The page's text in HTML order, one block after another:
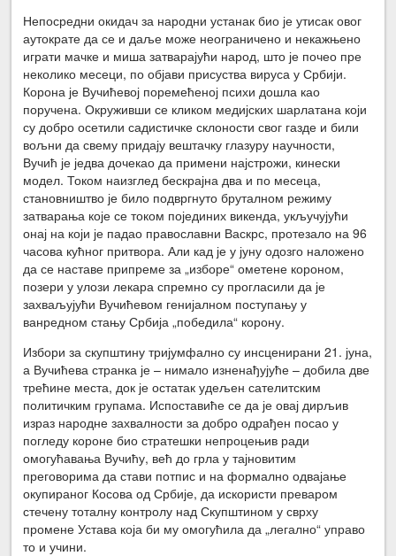
Непосредни окидач за народни устанак био је утисак овог
аутократе да се и даље може неограничено и некажњено
играти мачке и миша затварајући народ, што је почео пре
неколико месеци, по објави присуства вируса у Србији.
Корона је Вучићевој поремећеној психи дошла као
поручена. Окруживши се кликом медијских шарлатана који
су добро осетили садистичке склоности свог газде и били
вољни да свему придају вештачку глазуру научности,
Вучић је једва дочекао да примени најстрожи, кинески
модел. Током наизглед бескрајна два и по месеца,
становништво је било подвргнуто бруталном режиму
затварања које се током појединих викенда, укључујући
онај на који је падао православни Васкрс, протезало на 96
часова кућног притвора. Али кад је у јуну одозго наложено
да се наставе припреме за „изборе“ ометене короном,
позери у улози лекара спремно су прогласили да је
захваљујући Вучићевом генијалном поступању у
ванредном стању Србија „победила“ корону.
Избори за скупштину тријумфално су инсценирани 21. јуна,
а Вучићева странка је – нимало изненађујуће – добила две
трећине места, док је остатак удељен сателитским
политичким групама. Испоставиће се да је овај дирљив
израз народне захвалности за добро одрађен посао у
погледу короне био стратешки непроцењив ради
омогућавања Вучићу, већ до грла у тајновитим
преговорима да стави потпис и на формално одвајање
окупираног Косова од Србије, да искористи преваром
стечену тоталну контролу над Скупштином у сврху
промене Устава која би му омогућила да „легално“ управо
то и учини.